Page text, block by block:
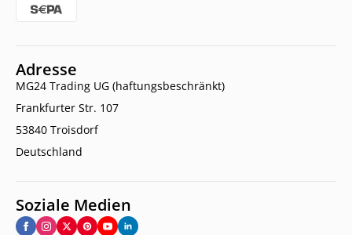
Adresse
MG24 Trading UG (haftungsbeschränkt)
Frankfurter Str. 107
53840 Troisdorf
Deutschland
Soziale Medien